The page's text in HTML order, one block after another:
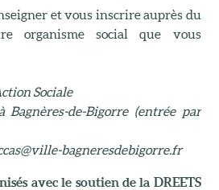
et vous inscrire auprès du
organisme social que vous
Sociale
Bagnères-de-Bigorre (entrée par
bagneresdebigorre.fr
avec le soutien de la DREETS